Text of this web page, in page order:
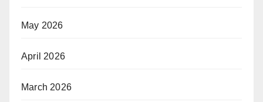
May 2026
April 2026
March 2026